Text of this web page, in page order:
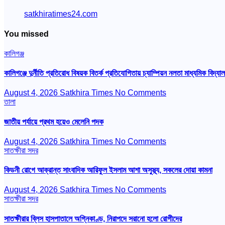
satkhiratimes24.com
You missed
কালিগঞ্জ
কালিগঞ্জে দুর্নীতি প্রতিরোধ বিষয়ক বিতর্ক প্রতিযোগিতায় চ্যাম্পিয়ন নলতা মাধ্যমিক
August 4, 2026 Satkhira Times No Comments
তালা
জাতীয় পর্যায়ে প্রথম হয়েও মেলেনি পদক
August 4, 2026 Satkhira Times No Comments
সাতক্ষীরা সদর
কিডনী রোগে আক্রান্ত সাংবাদিক আরিফুল ইসলাম আশা অসুস্থ্য, সকলের দোয়া কামনা
August 4, 2026 Satkhira Times No Comments
সাতক্ষীরা সদর
সাতক্ষীরার ব্লিস হাসপাতালে অগ্নিকাণ্ড, নিরাপদে সরানো হলো রোগীদের